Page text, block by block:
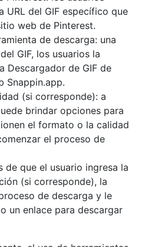
URL del GIF específico que
web de Pinterest.
de descarga: una
GIF, los usuarios la
Descargador de GIF de
Snappin.app.
(si corresponde): a
brindar opciones para
el formato o la calidad
el proceso de
de que el usuario ingresa la
(si corresponde), la
de descarga y le
un enlace para descargar